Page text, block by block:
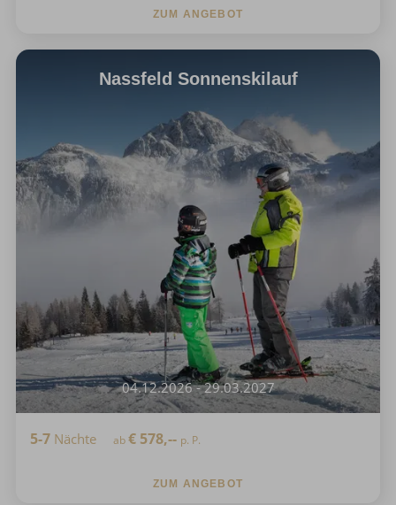
ZUM ANGEBOT
Nassfeld Sonnenskilauf
04.12.2026 - 29.03.2027
5-7 Nächte ab€ 578,-- p. P.
ZUM ANGEBOT